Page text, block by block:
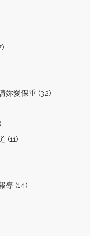
妳愛保重 (32)
(11)
導 (14)